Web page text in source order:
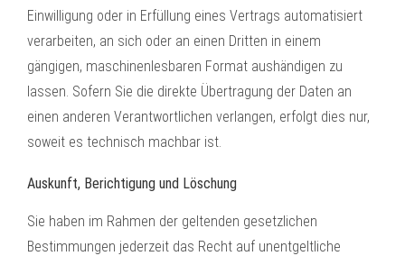
Einwilligung oder in Erfüllung eines Vertrags automatisiert
verarbeiten, an sich oder an einen Dritten in einem
gängigen, maschinenlesbaren Format aushändigen zu
lassen. Sofern Sie die direkte Übertragung der Daten an
einen anderen Verantwortlichen verlangen, erfolgt dies nur,
soweit es technisch machbar ist.
Auskunft, Berichtigung und Löschung
Sie haben im Rahmen der geltenden gesetzlichen
Bestimmungen jederzeit das Recht auf unentgeltliche